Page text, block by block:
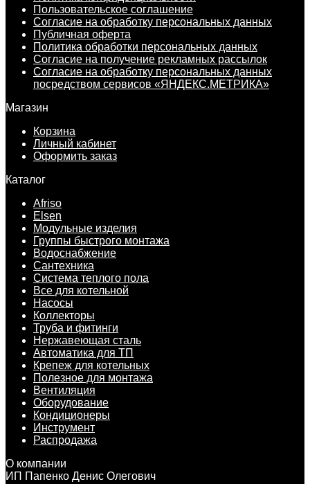
Пользовательское соглашение
Согласие на обработку персональных данных
Публичная оферта
Политика обработки персональных данных
Согласие на получение рекламных рассылок
Согласие на обработку персональных данных
посредством сервисов «ЯНДЕКС.МЕТРИКА»
Магазин
Корзина
Личный кабинет
Оформить заказ
Каталог
Afriso
Elsen
Модульные изделия
Группы быстрого монтажа
Водоснабжение
Сантехника
Система теплого пола
Все для котельной
Насосы
Коллекторы
Труба и фитинги
Нержавеющая сталь
Автоматика для ТП
Крепеж для котельных
Полезное для монтажа
Вентиляция
Оборудование
Кондиционеры
Инструмент
Распродажа
О компании
ИП Папенко Денис Олегович